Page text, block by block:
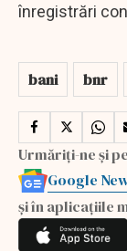
înregistrări
bani bnr
Urmăriți-ne și pe
Google
și în aplicațiile